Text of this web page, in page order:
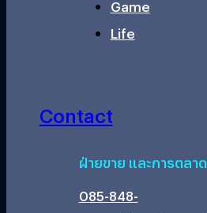
Game
Life
Contact
ฝ่ายขาย และการตลาด
085-848-